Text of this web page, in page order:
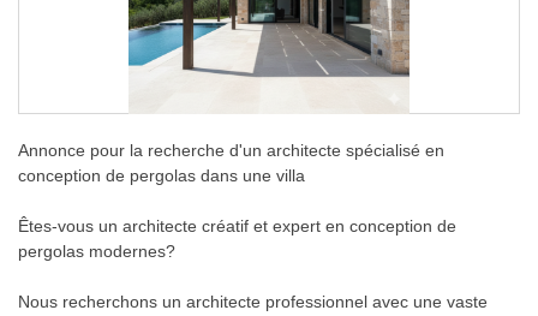
Annonce pour la recherche d'un architecte spécialisé en
conception de pergolas dans une villa
Êtes-vous un architecte créatif et expert en conception de
pergolas modernes?
Nous recherchons un architecte professionnel avec une vaste